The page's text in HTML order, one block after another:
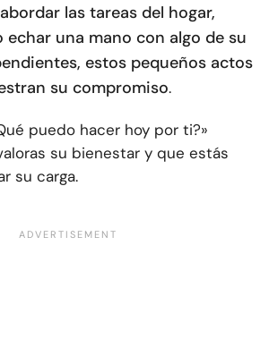
las tareas del hogar,
echar una mano con algo de su
estos pequeños actos
su compromiso.
puedo hacer hoy por ti?»
su bienestar y que estás
su carga.